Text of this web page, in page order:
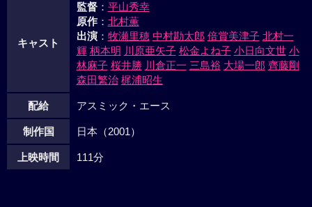
キャスト
監督： 平山秀幸
原作： 北村薫
出演： 牧瀬里穂 中村勘太郎 倍賞美津子 北村一
輝 柄本明 川原亜矢子 松金よね子 小日向文世 小
林麻子 桜井勝 川倉正一 三島裕 大場一郎 齊藤剛
森田繁治 梶浦昭生
配給 アスミック・エース
制作国 日本（2001）
上映時間 111分